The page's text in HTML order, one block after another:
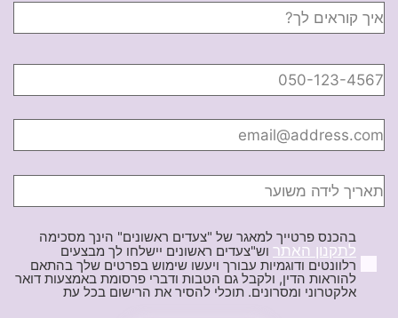
בהכנס פרטייך למאגר של "צעדים ראשונים" הינך מסכימה
לתקנון האתר וש"צעדים ראשונים יישלחו לך מבצעים
רלוונטים ודוגמיות עבורך ויעשו שימוש בפרטים שלך בהתאם
להוראות הדין, ולקבל גם הטבות ודברי פרסומת באמצעות דואר
אלקטרוני ומסרונים. תוכלי להסיר את הרישום בכל עת